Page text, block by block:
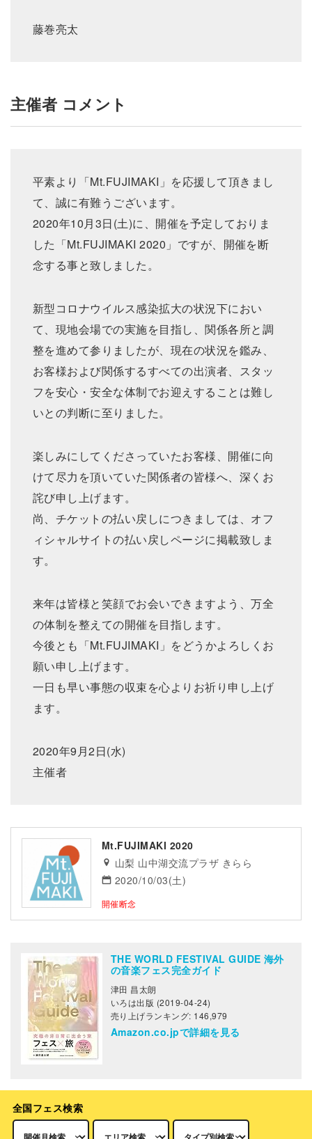
藤巻亮太
主催者 コメント
平素より「Mt.FUJIMAKI」を応援して頂きまし
て、誠に有難うございます。
2020年10月3日(土)に、開催を予定しておりま
した「Mt.FUJIMAKI 2020」ですが、開催を断
念する事と致しました。
新型コロナウイルス感染拡大の状況下におい
て、現地会場での実施を目指し、関係各所と調
整を進めて参りましたが、現在の状況を鑑み、
お客様および関係するすべての出演者、スタッ
フを安心・安全な体制でお迎えすることは難し
いとの判断に至りました。
楽しみにしてくださっていたお客様、開催に向
けて尽力を頂いていた関係者の皆様へ、深くお
詫び申し上げます。
尚、チケットの払い戻しにつきましては、オフ
ィシャルサイトの払い戻しページに掲載致しま
す。
来年は皆様と笑顔でお会いできますよう、万全
の体制を整えての開催を目指します。
今後とも「Mt.FUJIMAKI」をどうかよろしくお
願い申し上げます。
一日も早い事態の収束を心よりお祈り申し上げ
ます。
2020年9月2日(水)
主催者
Mt.FUJIMAKI 2020
山梨 山中湖交流プラザ きらら
2020/10/03(土)
開催断念
THE WORLD FESTIVAL GUIDE 海外
の音楽フェス完全ガイド
津田 昌太朗
いろは出版 (2019-04-24)
売り上げランキング: 146,979
Amazon.co.jpで詳細を見る
全国フェス検索